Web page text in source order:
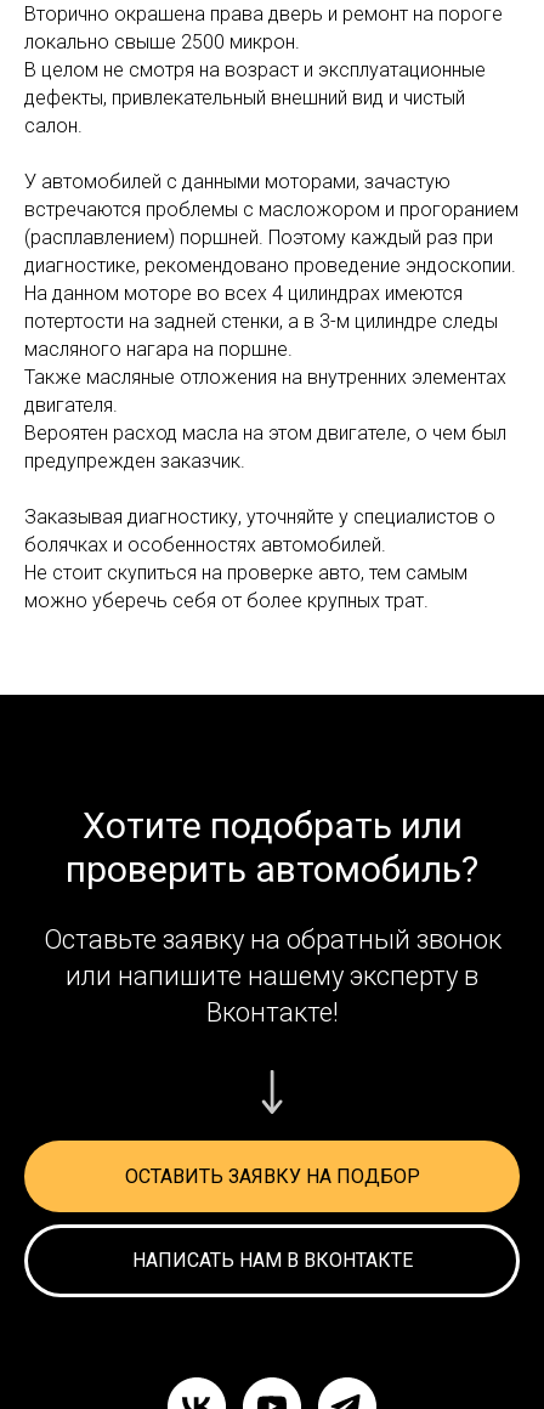
Вторично окрашена права дверь и ремонт на пороге
локально свыше 2500 микрон.
В целом не смотря на возраст и эксплуатационные
дефекты, привлекательный внешний вид и чистый
салон.
У автомобилей с данными моторами, зачастую
встречаются проблемы с масложором и прогоранием
(расплавлением) поршней. Поэтому каждый раз при
диагностике, рекомендовано проведение эндоскопии.
На данном моторе во всех 4 цилиндрах имеются
потертости на задней стенки, а в 3-м цилиндре следы
масляного нагара на поршне.
Также масляные отложения на внутренних элементах
двигателя.
Вероятен расход масла на этом двигателе, о чем был
предупрежден заказчик.
Заказывая диагностику, уточняйте у специалистов о
болячках и особенностях автомобилей.
Не стоит скупиться на проверке авто, тем самым
можно уберечь себя от более крупных трат.
Хотите подобрать или
проверить автомобиль?
Оставьте заявку на обратный звонок
или напишите нашему эксперту в
Вконтакте!
ОСТАВИТЬ ЗАЯВКУ НА ПОДБОР
НАПИСАТЬ НАМ В ВКОНТАКТЕ